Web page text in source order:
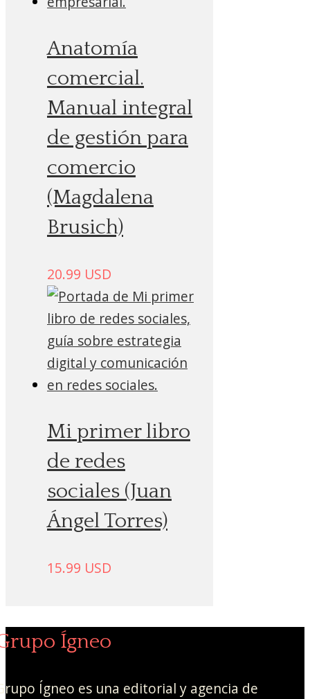
Anatomía
comercial.
Manual integral
de gestión para
comercio
(Magdalena
Brusich)
20.99 USD
Mi primer libro
de redes
sociales (Juan
Ángel Torres)
15.99 USD
Ígneo
Ígneo es una editorial y agencia de